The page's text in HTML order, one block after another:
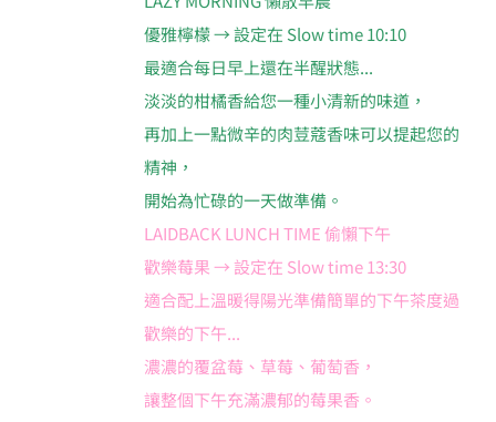
優雅檸檬 → 設定在 Slow time 10:10
最適合每日早上還在半醒狀態...
淡淡的柑橘香給您一種小清新的味道，
再加上一點微辛的肉荳蔻香味可以提起您的
精神，
開始為忙碌的一天做準備。
LAIDBACK LUNCH TIME 偷懶下午
歡樂莓果 → 設定在 Slow time 13:30
適合配上溫暖得陽光準備簡單的下午茶度過
歡樂的下午...
濃濃的覆盆莓、草莓、葡萄香，
讓整個下午充滿濃郁的莓果香。